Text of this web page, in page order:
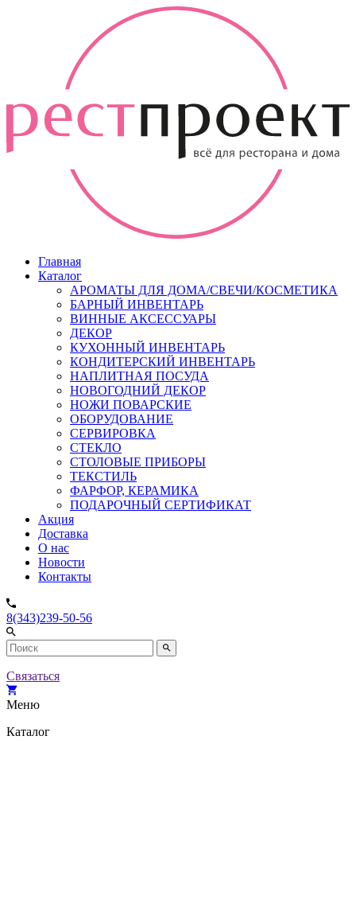
Главная
Каталог
АРОМАТЫ ДЛЯ ДОМА/СВЕЧИ/КОСМЕТИКА
БАРНЫЙ ИНВЕНТАРЬ
ВИННЫЕ АКСЕССУАРЫ
ДЕКОР
КУХОННЫЙ ИНВЕНТАРЬ
КОНДИТЕРСКИЙ ИНВЕНТАРЬ
НАПЛИТНАЯ ПОСУДА
НОВОГОДНИЙ ДЕКОР
НОЖИ ПОВАРСКИЕ
ОБОРУДОВАНИЕ
СЕРВИРОВКА
СТЕКЛО
СТОЛОВЫЕ ПРИБОРЫ
ТЕКСТИЛЬ
ФАРФОР, КЕРАМИКА
ПОДАРОЧНЫЙ СЕРТИФИКАТ
Акция
Доставка
О нас
Новости
Контакты
8(343)239-50-56
Связаться
Меню
Каталог